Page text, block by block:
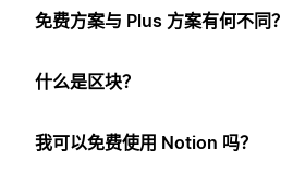
免费方案与 Plus 方案有何不同？
什么是区块？
我可以免费使用 Notion 吗？